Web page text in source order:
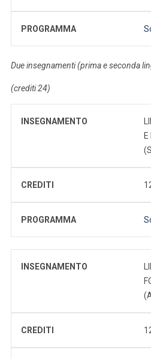
PROGRAMMA
Due insegnamenti (prima e seconda
(crediti 24)
INSEGNAMENTO
CREDITI
PROGRAMMA
INSEGNAMENTO
CREDITI